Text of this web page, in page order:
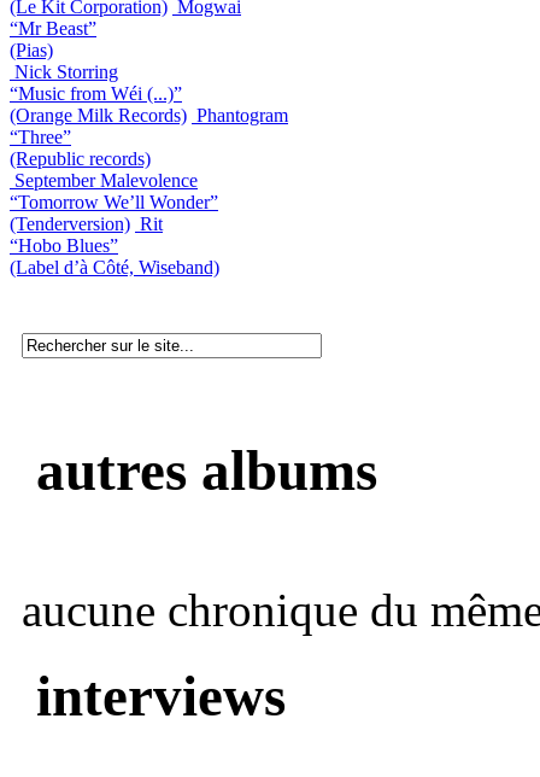
(Le Kit Corporation) Mogwai
“Mr Beast”
(Pias)
Nick Storring
“Music from W​é​i (...)”
(Orange Milk Records) Phantogram
“Three”
(Republic records)
September Malevolence
“Tomorrow We’ll Wonder”
(Tenderversion) Rit
“Hobo Blues”
(Label d’à Côté, Wiseband)
autres albums
aucune chronique du
interviews